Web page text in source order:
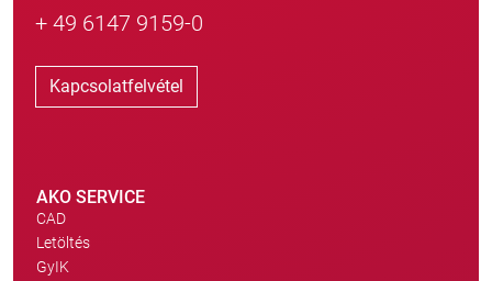
+ 49 6147 9159-0
Kapcsolatfelvétel
AKO SERVICE
CAD
Letöltés
GyIK